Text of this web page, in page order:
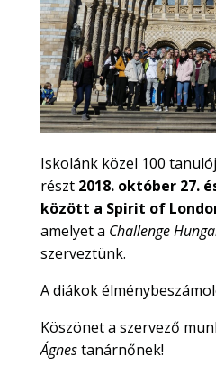
Iskolánk közel 100
részt 2018. október 27.
között a Spirit of
amelyet a Challenge
szerveztünk.
A diákok
Köszönet a szervező
Ágnestanárnőnek!